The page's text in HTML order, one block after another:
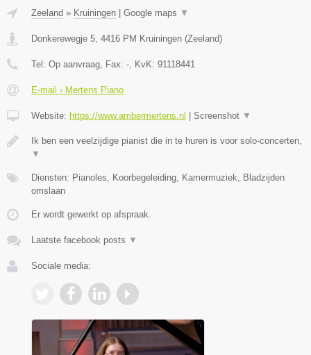
Zeeland » Kruiningen | Google maps ▼
Donkerewegje 5 4416 PM Kruiningen (Zeeland)
Tel: Op aanvraag , Fax: - , KvK: 91118441
E-mail › Mertens Piano
Website: https://www.ambermertens.nl | Screenshot ▼
Ik ben een veelzijdige pianist die in te huren is voor solo-concerten,
▼
Diensten: Pianoles, Koorbegeleiding, Kamermuziek, Bladzijden
omslaan
Er wordt gewerkt op afspraak.
Laatste facebook posts ▼
Sociale media: